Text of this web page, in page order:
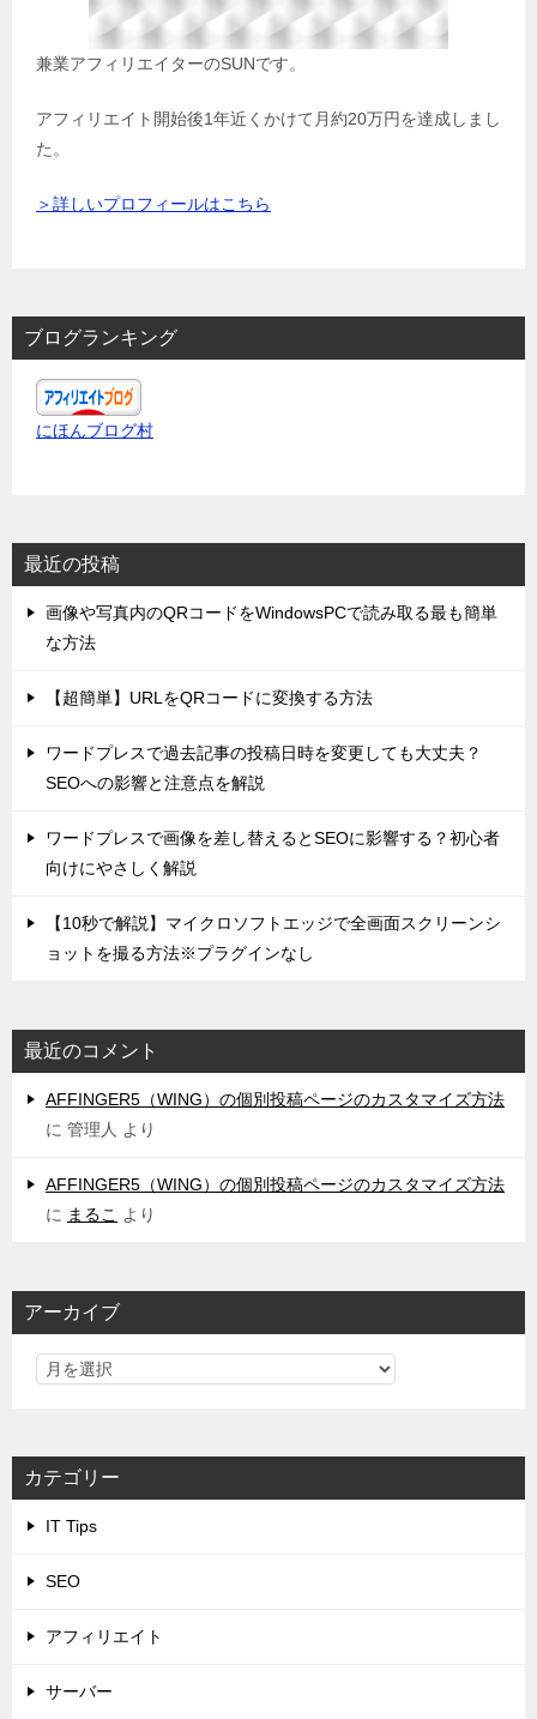
兼業アフィリエイターのSUNです。
アフィリエイト開始後1年近くかけて月約20万円を達成しまし
た。
＞詳しいプロフィールはこちら
ブログランキング
にほんブログ村
最近の投稿
画像や写真内のQRコードをWindowsPCで読み取る最も簡単
な方法
【超簡単】URLをQRコードに変換する方法
ワードプレスで過去記事の投稿日時を変更しても大丈夫？
SEOへの影響と注意点を解説
ワードプレスで画像を差し替えるとSEOに影響する？初心者
向けにやさしく解説
【10秒で解説】マイクロソフトエッジで全画面スクリーンシ
ョットを撮る方法※プラグインなし
最近のコメント
AFFINGER5（WING）の個別投稿ページのカスタマイズ方法
に 管理人 より
AFFINGER5（WING）の個別投稿ページのカスタマイズ方法
に まるこ より
アーカイブ
カテゴリー
IT Tips
SEO
アフィリエイト
サーバー